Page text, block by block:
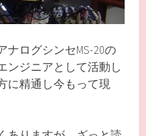
ナログシンセMS-20の
ンジニアとして活動し
に精通し今もって現